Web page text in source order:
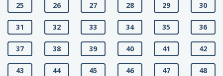
25 26 27 28 29 30
31 32 33 34 35 36
37 38 39 40 41 42
43 44 45 46 47 48